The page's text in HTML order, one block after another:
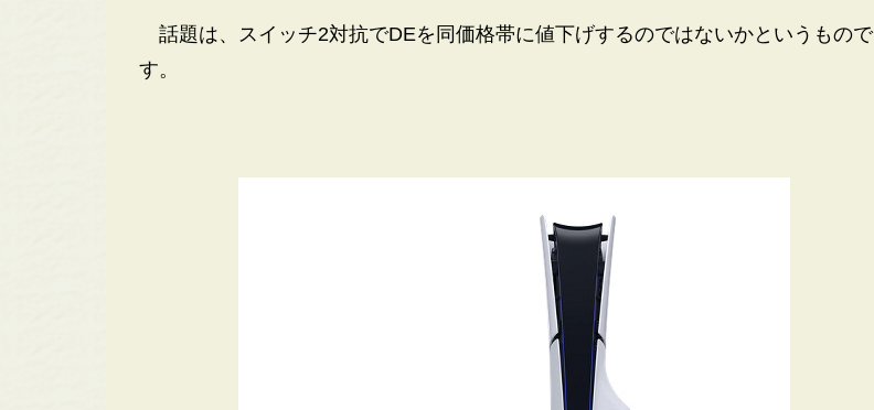
話題は、スイッチ2対抗でDEを同価格帯に値下げするのではないかというもので
す。